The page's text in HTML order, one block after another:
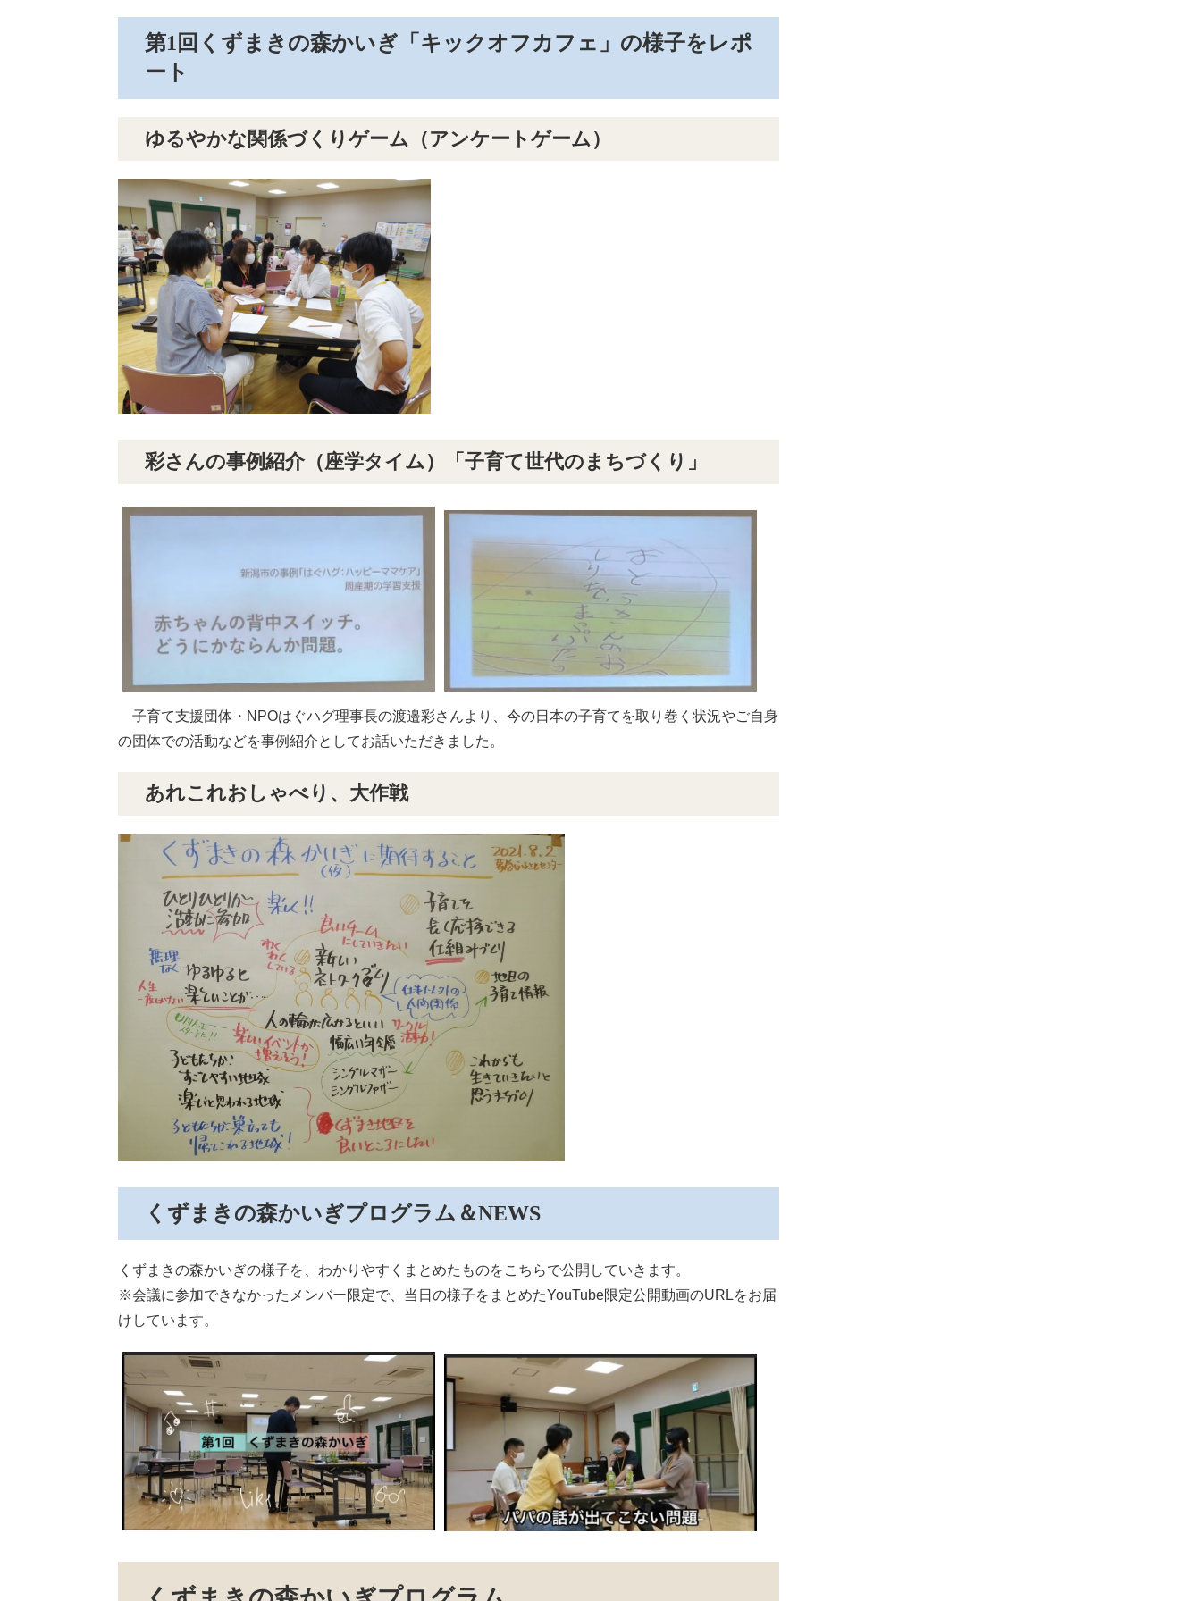
第1回くずまきの森かいぎ「キックオフカフェ」の様子をレポ
ート
ゆるやかな関係づくりゲーム（アンケートゲーム）
彩さんの事例紹介（座学タイム）「子育て世代のまちづくり」
子育て支援団体・NPOはぐハグ理事長の渡邉彩さんより、今の日本の子育てを取り巻く状況やご自身
の団体での活動などを事例紹介としてお話いただきました。
あれこれおしゃべり、大作戦
くずまきの森かいぎプログラム＆NEWS
くずまきの森かいぎの様子を、わかりやすくまとめたものをこちらで公開していきます。
※会議に参加できなかったメンバー限定で、当日の様子をまとめたYouTube限定公開動画のURLをお届
けしています。